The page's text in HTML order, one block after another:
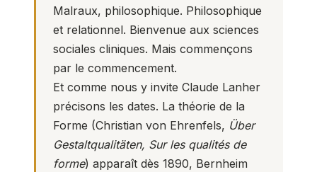
Malraux, philosophique. Philosophique
et relationnel. Bienvenue aux sciences
sociales cliniques. Mais commençons
par le commencement.
Et comme nous y invite Claude Lanher
précisons les dates. La théorie de la
Forme (Christian von Ehrenfels, Über
Gestaltqualitäten, Sur les qualités de
forme) apparaît dès 1890, Bernheim